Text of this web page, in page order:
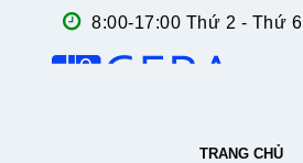
8:00-17:00 Thứ 2 - Thứ 6
TRANG CHỦ